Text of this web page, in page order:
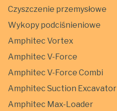
Czyszczenie przemysłowe
Wykopy podciśnieniowe
Amphitec Vortex
Amphitec V-Force
Amphitec V-Force Combi
Amphitec Suction Excavator
Amphitec Max-Loader